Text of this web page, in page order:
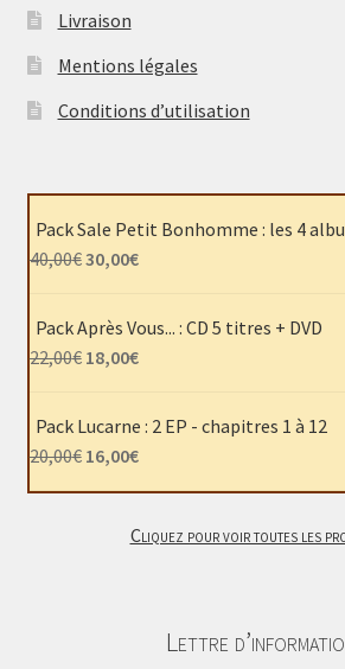
Livraison
Mentions légales
Conditions d’utilisation
Pack Sale Petit Bonhomme : les 4
40,00€Le
initial
était :
30,00€Le
est :
Pack Après Vous... : CD 5 titres + DVD
22,00€ Le
était :
18,00€Le
actuel
est :
Pack Lucarne : 2 EP - chapitres 1 à 12
20,00€ Le
était :
16,00€Le
est :
Cliquez pour voir toutes les
Lettre